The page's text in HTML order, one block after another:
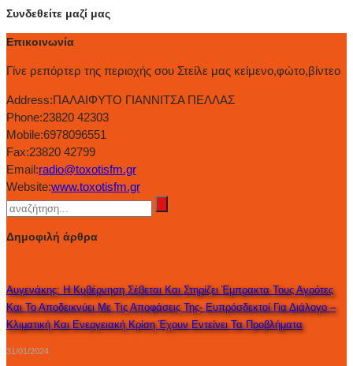
Συνδεθείτε μαζί μας
Επικοινωνία
Γίνε ρεπόρτερ της περιοχής σου Στείλε μας κείμενο,φώτο,βίντεο
Address:ΠΑΛΑΙΦΥΤΟ ΓΙΑΝΝΙΤΣΑ ΠΕΛΛΑΣ
Phone:23820 42303
Mobile:6978096551
Fax:23820 42799
Email:radio@toxotisfm.gr
Website:www.toxotisfm.gr
Δημοφιλή άρθρα
Αυγενάκης: Η Κυβέρνηση Σέβεται Και Στηρίζει Έμπρακτα Τους Αγρότες
Και Το Αποδεικνύει Με Τις Αποφάσεις Της- Ευπρόσδεκτοί Για Διάλογο –
Κλιματική Και Ενεργειακή Κρίση Έχουν Εντείνει Τα Προβλήματα
31/01/2024